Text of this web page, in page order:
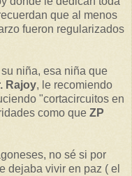
que al menos
fueron regularizados
niña, esa niña que
Rajoy, le recomiendo
"cortacircuitos en
como que ZP
no sé si por
dejaba vivir en paz ( el